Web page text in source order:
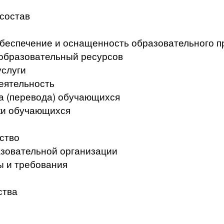
и оснащенность образовательного
ресурсов
(перевода) обучающихся
обучающихся
организации
и требования